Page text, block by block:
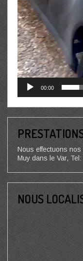
00:00
Nous effectuons
Muy dans le Var,
NOUS